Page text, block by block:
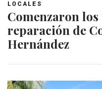
LOCALES
Comenzaron
reparación de
Hernández